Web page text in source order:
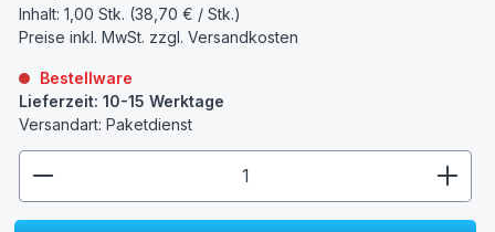
Inhalt: 1,00 Stk. (38,70 € / Stk.)
Preise inkl. MwSt. zzgl. Versandkosten
Bestellware
Lieferzeit: 10-15 Werktage
Versandart: Paketdienst